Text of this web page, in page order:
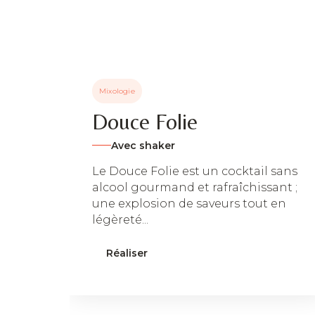
Mixologie
Douce Folie
Avec shaker
Le Douce Folie est un cocktail sans
alcool gourmand et rafraîchissant ;
une explosion de saveurs tout en
légèreté...
Réaliser